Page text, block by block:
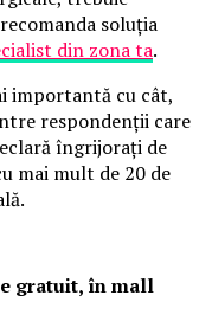
soluția
din zona ta.
importantă cu cât,
respondenții care
îngrijorați de
mai mult de 20 de
gratuit, în mall